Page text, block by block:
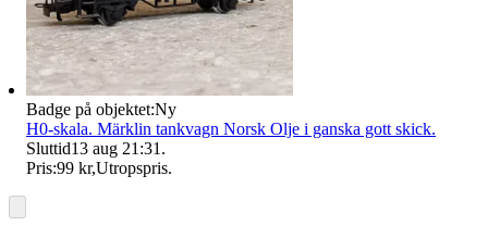
Badge på objektet:Ny
H0-skala. Märklin tankvagn Norsk Olje i ganska gott skick.
Sluttid13 aug 21:31 .
Pris:99 kr,Utropspris.